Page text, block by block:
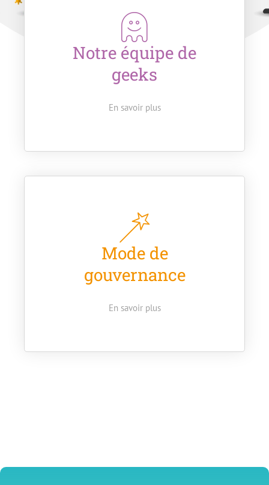
Notre équipe de
geeks
En savoir plus
Mode de
gouvernance
En savoir plus